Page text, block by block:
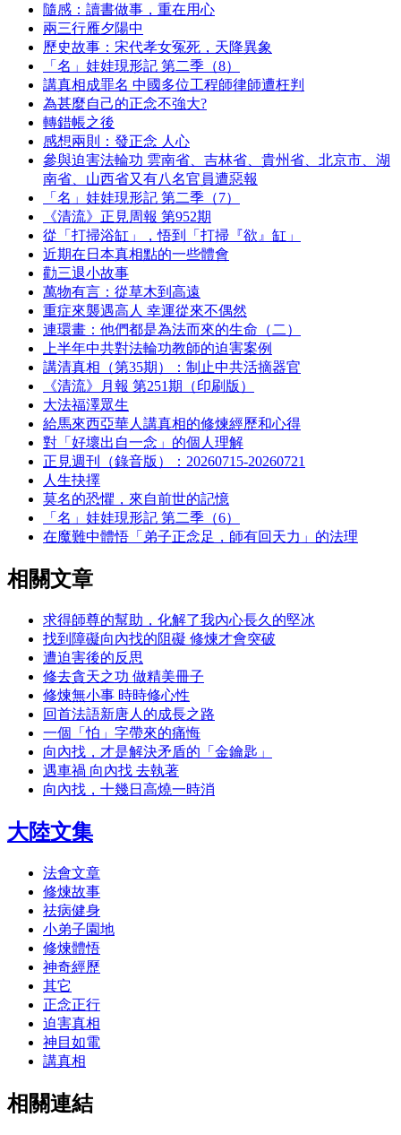
隨感：讀書做事，重在用心
兩三行雁夕陽中
歷史故事：宋代孝女冤死，天降異象
「名」娃娃現形記 第二季（8）
講真相成罪名 中國多位工程師律師遭枉判
為甚麼自己的正念不強大?
轉錯帳之後
感想兩則：發正念 人心
參與迫害法輪功 雲南省、吉林省、貴州省、北京市、湖
南省、山西省又有八名官員遭惡報
「名」娃娃現形記 第二季（7）
《清流》正見周報 第952期
從「打掃浴缸」，悟到「打掃『欲』缸」
近期在日本真相點的一些體會
勸三退小故事
萬物有言：從草木到高遠
重症來襲遇高人 幸運從來不偶然
連環畫：他們都是為法而來的生命（二）
上半年中共對法輪功教師的迫害案例
講清真相（第35期）：制止中共活摘器官
《清流》月報 第251期（印刷版）
大法福澤眾生
給馬來西亞華人講真相的修煉經歷和心得
對「好壞出自一念」的個人理解
正見週刊（錄音版）：20260715-20260721
人生抉擇
莫名的恐懼，來自前世的記憶
「名」娃娃現形記 第二季（6）
在魔難中體悟「弟子正念足，師有回天力」的法理
相關文章
求得師尊的幫助，化解了我內心長久的堅冰
找到障礙向內找的阻礙 修煉才會突破
遭迫害後的反思
修去貪天之功 做精美冊子
修煉無小事 時時修心性
回首法語新唐人的成長之路
一個「怕」字帶來的痛悔
向內找，才是解決矛盾的「金鑰匙」
遇車禍 向內找 去執著
向內找，十幾日高燒一時消
大陸文集
法會文章
修煉故事
祛病健身
小弟子園地
修煉體悟
神奇經歷
其它
正念正行
迫害真相
神目如電
講真相
相關連結